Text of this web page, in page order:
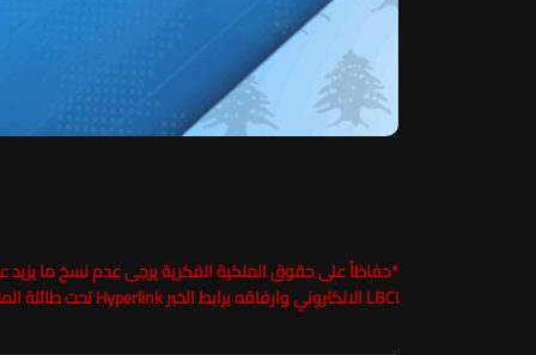
*
LBCI الالكتروني وارفاقه برابط الخبر Hyperlink تحت طائلة الملاحقة القانونية